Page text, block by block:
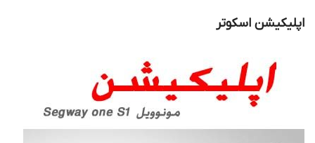
اپلیکیشن اسکوتر